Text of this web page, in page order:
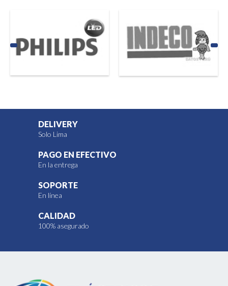
DELIVERY
Solo Lima
PAGO EN EFECTIVO
En la entrega
SOPORTE
En línea
CALIDAD
100% asegurado